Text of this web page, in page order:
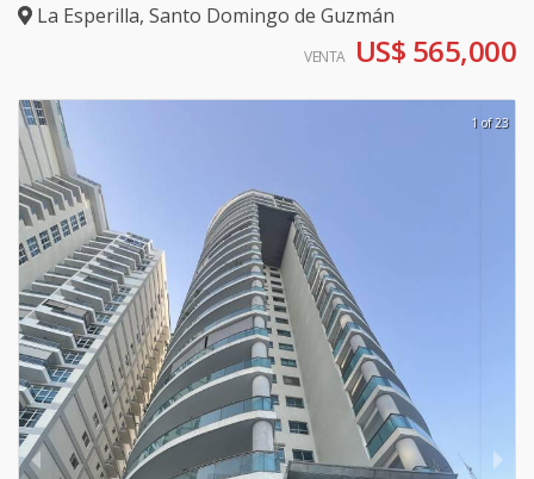
La Esperilla, Santo Domingo de Guzmán
VENTA US$ 565,000
1 of 23